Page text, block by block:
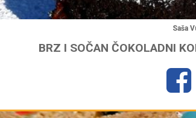
Saša
BRZ I SOČAN ČOKOLADNI